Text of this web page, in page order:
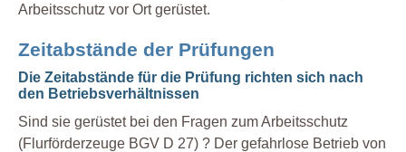
Arbeitsschutz vor Ort gerüstet.
Zeitabstände der Prüfungen
Die Zeitabstände für die Prüfung richten sich nach
den Betriebsverhältnissen
Sind sie gerüstet bei den Fragen zum Arbeitsschutz
(Flurförderzeuge BGV D 27) ? Der gefahrlose Betrieb von